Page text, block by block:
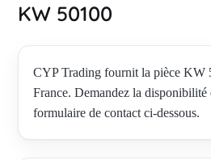
KW 50100
CYP Trading fournit la pièce KW
France. Demandez la
formulaire de contact ci-dessous.